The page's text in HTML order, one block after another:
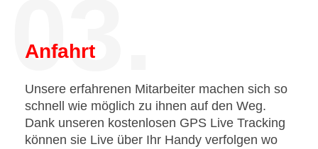
03.
Anfahrt
Unsere erfahrenen Mitarbeiter machen sich so
schnell wie möglich zu ihnen auf den Weg.
Dank unseren kostenlosen GPS Live Tracking
können sie Live über Ihr Handy verfolgen wo